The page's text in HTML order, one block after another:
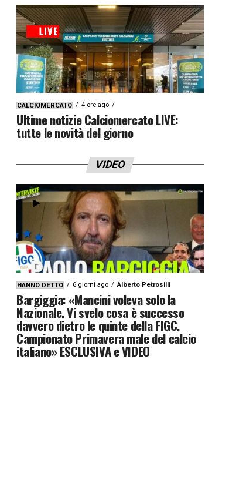
CALCIOMERCATO 4 ore ago
Ultime notizie Calciomercato LIVE:
tutte le novità del giorno
VIDEO
HANNO DETTO 6 giorni ago Alberto Petrosilli
Bargiggia: «Mancini voleva solo la
Nazionale. Vi svelo cosa è successo
davvero dietro le quinte della FIGC.
Campionato Primavera male del calcio
italiano» ESCLUSIVA e VIDEO